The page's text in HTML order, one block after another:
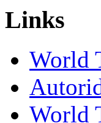
Links
World
World